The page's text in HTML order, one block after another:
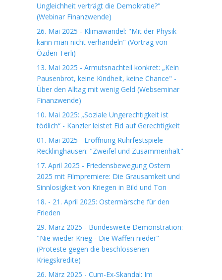
Ungleichheit verträgt die Demokratie?"
(Webinar Finanzwende)
26. Mai 2025 - Klimawandel: "Mit der Physik
kann man nicht verhandeln" (Vortrag von
Özden Terli)
13. Mai 2025 - Armutsnachteil konkret: „Kein
Pausenbrot, keine Kindheit, keine Chance" -
Über den Alltag mit wenig Geld (Webseminar
Finanzwende)
10. Mai 2025: „Soziale Ungerechtigkeit ist
tödlich“ - Kanzler leistet Eid auf Gerechtigkeit
01. Mai 2025 - Eröffnung Ruhrfestspiele
Recklinghausen: "Zweifel und Zusammenhalt"
17. April 2025 - Friedensbewegung Ostern
2025 mit Filmpremiere: Die Grausamkeit und
Sinnlosigkeit von Kriegen in Bild und Ton
18. - 21. April 2025: Ostermärsche für den
Frieden
29. März 2025 - Bundesweite Demonstration:
"Nie wieder Krieg - Die Waffen nieder"
(Proteste gegen die beschlossenen
Kriegskredite)
26. März 2025 - Cum-Ex-Skandal: Im